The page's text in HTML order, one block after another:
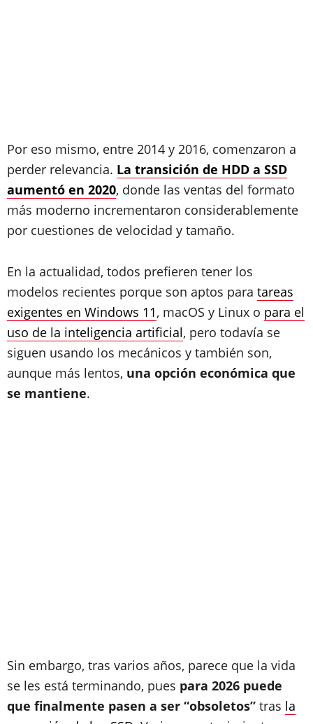
Por eso mismo, entre 2014 y 2016, comenzaron a
perder relevancia. La transición de HDD a SSD
aumentó en 2020, donde las ventas del formato
más moderno incrementaron considerablemente
por cuestiones de velocidad y tamaño.
En la actualidad, todos prefieren tener los
modelos recientes porque son aptos para tareas
exigentes en Windows 11, macOS y Linux o para el
uso de la inteligencia artificial, pero todavía se
siguen usando los mecánicos y también son,
aunque más lentos, una opción económica que
se mantiene.
Sin embargo, tras varios años, parece que la vida
se les está terminando, pues para 2026 puede
que finalmente pasen a ser “obsoletos” tras la